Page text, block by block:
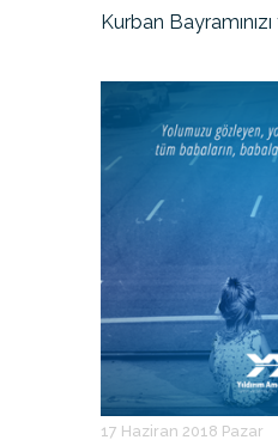
Kurban
17 Haziran 2018 Pazar